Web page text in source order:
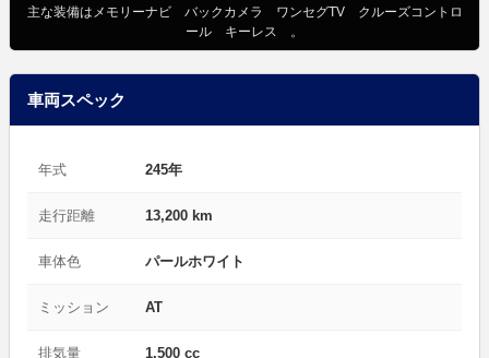
主な装備はメモリーナビ バックカメラ ワンセグTV クルーズコントロ
ール キーレス 。
車両スペック
年式 245年
走行距離 13,200 km
車体色 パールホワイト
ミッション AT
排気量 1,500 cc